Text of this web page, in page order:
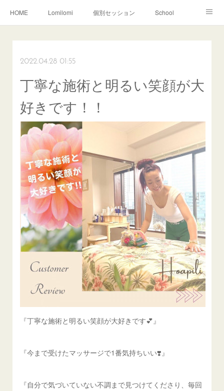
HOME Lomilomi 個別セッション School
School無料説明会
2022.04.28 01:55
丁寧な施術と明るい笑顔が大
好きです！！
『丁寧な施術と明るい笑顔が大好きです💕』
『今まで受けたマッサージで1番気持ちいい❣️』
『自分で気づいていない不調まで見つけてくださり、毎回